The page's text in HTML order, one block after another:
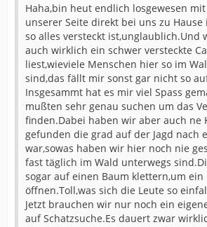
Haha,bin heut endlich losgewesen
unserer Seite direkt bei uns zu Hause
so alles versteckt ist,unglaublich.Und
auch wirklich ein schwer versteckte
liest,wieviele Menschen hier so im
sind,das fällt mir sonst gar nicht so
Insgesammt hat es mir viel Spass
mußten sehr genau suchen um das
finden.Dabei haben wir aber auch ne
gefunden die grad auf der Jagd nach
war,sowas haben wir hier noch nie
fast täglich im Wald unterwegs
sogar auf einen Baum klettern,um ein
öffnen.Toll,was sich die Leute so
Jetzt brauchen wir nur noch ein
auf Schatzsuche.Es dauert zwar